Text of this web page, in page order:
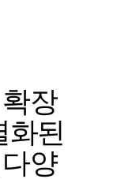
장
화된
양